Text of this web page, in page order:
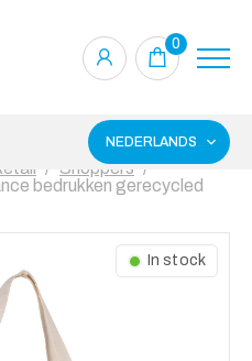
0
NEDERLANDS
Shoppers
bedrukken gerecycled
In stock